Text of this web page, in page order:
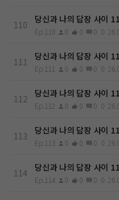
110 당신과 나의 답장 사이
Ep.110 0 0 0 0
111 당신과 나의 답장 사이
Ep.111 0 0 0 0
112 당신과 나의 답장 사이
Ep.112 0 0 0 0
113 당신과 나의 답장 사이
Ep.113 0 0 0 0
114 당신과 나의 답장 사이
Ep.114 0 0 0 0